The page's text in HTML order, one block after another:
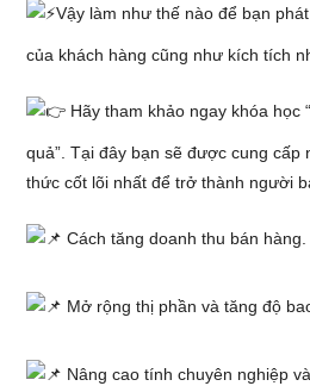
Vậy làm như thế nào để bạn
của khách hàng cũng như kích tích
Hãy tham khảo ngay khóa học
quả”. Tại đây bạn sẽ được cung cấp
thức cốt lõi nhất để trở thành người
Cách tăng doanh thu bán hàng.
Mở rộng thị phần và tăng độ
Nâng cao tính chuyên nghiệp